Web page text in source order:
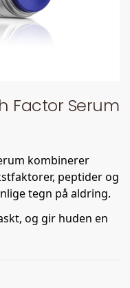
Factor Serum
kombinerer
peptider og
tegn på aldring.
og gir huden en